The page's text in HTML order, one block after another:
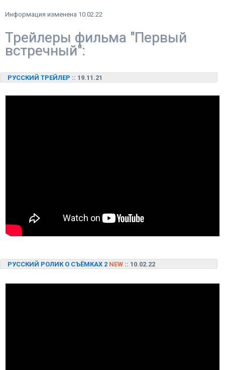
Информация изменена 10.02.22
Трейлеры фильма "Первый
встречный":
РУССКИЙ ТРЕЙЛЕР :: 19.11.21
РУССКИЙ РОЛИК О СЪЁМКАХ 2 NEW :: 10.02.22